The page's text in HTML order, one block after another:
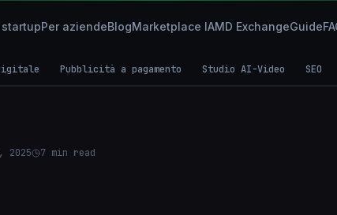
startupPer aziendeBlogMarketplace IAMD ExchangeGuide
Pubblicità a pagamento Studio AI-Video SEO
2025 7 min read